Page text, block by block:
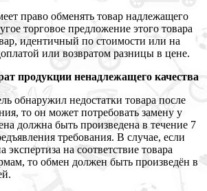
право обменять товар надлежащего
торговое предложение этого товара
идентичный по стоимости или на
или возвратом разницы в цене.
продукции ненадлежащего качества
обнаружил недостатки товара после
то он может потребовать замену у
должна быть произведена в течение 7
требования. В случае, если
экспертиза на соответствие товара
то обмен должен быть произведён в